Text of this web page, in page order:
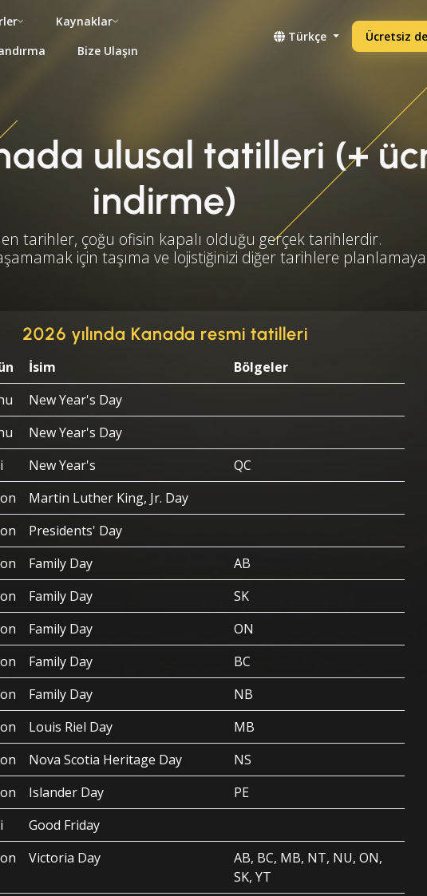
Kaynaklar
Bize Ulaşın
Türkçe Ücretsiz
ulusal tatilleri (+
indirme)
tarihler, çoğu ofisin kapalı olduğu gerçek tarihlerdir.
için taşıma ve lojistiğinizi diğer tarihlere planlamaya
2026 yılında Kanada resmi tatilleri
İsim
Bölgeler
New Year's Day
New Year's Day
New Year's
QC
Martin Luther King, Jr. Day
Presidents' Day
Family Day
AB
Family Day
SK
Family Day
ON
Family Day
BC
Family Day
NB
Louis Riel Day
MB
Nova Scotia Heritage Day
NS
Islander Day
PE
Good Friday
Victoria Day
AB, BC, MB, NT, NU, ON,
SK, YT